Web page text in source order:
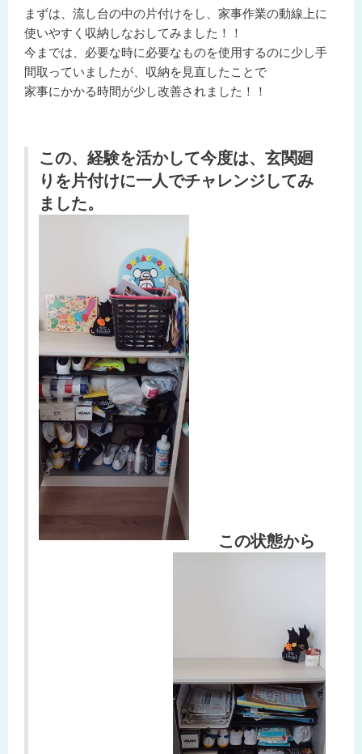
まずは、流し台の中の片付けをし、家事作業の動線上に
使いやすく収納しなおしてみました！！
今までは、必要な時に必要なものを使用するのに少し手
間取っていましたが、収納を見直したことで
家事にかかる時間が少し改善されました！！
この、経験を活かして今度は、玄関廻
りを片付けに一人でチャレンジしてみ
ました。
この状態から